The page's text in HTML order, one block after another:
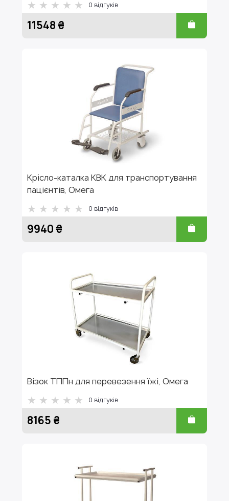
0 відгуків
11548 ₴
Крісло-каталка КВК для транспортування
пацієнтів, Омега
0 відгуків
9940 ₴
Візок ТППн для перевезення їжі, Омега
0 відгуків
8165 ₴